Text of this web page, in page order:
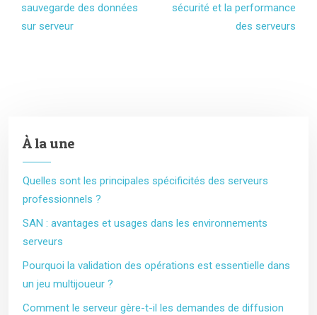
sauvegarde des données
sur serveur
sécurité et la performance
des serveurs
À la une
Quelles sont les principales spécificités des serveurs
professionnels ?
SAN : avantages et usages dans les environnements
serveurs
Pourquoi la validation des opérations est essentielle dans
un jeu multijoueur ?
Comment le serveur gère-t-il les demandes de diffusion